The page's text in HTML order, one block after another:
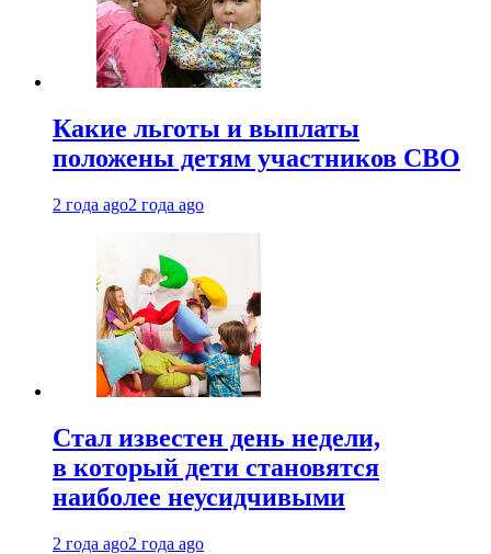
Какие льготы и выплаты
положены детям участников СВО
2 года ago2 года ago
Стал известен день недели,
в который дети становятся
наиболее неусидчивыми
2 года ago2 года ago